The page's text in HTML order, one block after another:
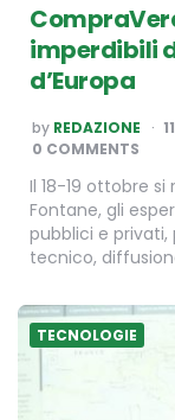
imperdibili
d’Europa
POSTED
BY
by REDAZIONE
0 COMMENTS
Il 18-19 ottobre si
Fontane, gli
pubblici e
tecnico,
TECNOLOGIE